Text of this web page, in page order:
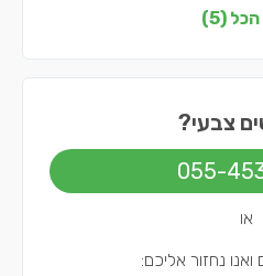
(5)
צבעי?
055-
או
נחזור אליכם: